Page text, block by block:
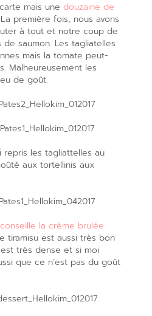
mais une douzaine de
première fois, nous avons
à tout et notre coup de
saumon. Les tagliatelles
mais la tomate peut-
Malheureusement les
de goût.
repris les tagliattelles au
aux tortellinis aux
la crème brulée
tiramisu est aussi très bon
très dense et si moi
que ce n’est pas du goût